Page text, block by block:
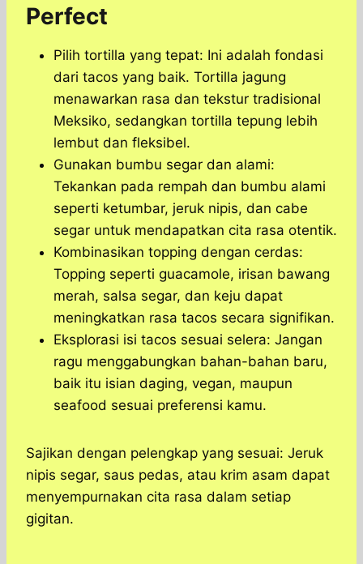
Perfect
Pilih tortilla yang tepat: Ini adalah fondasi
dari tacos yang baik. Tortilla jagung
menawarkan rasa dan tekstur tradisional
Meksiko, sedangkan tortilla tepung lebih
lembut dan fleksibel.
Gunakan bumbu segar dan alami:
Tekankan pada rempah dan bumbu alami
seperti ketumbar, jeruk nipis, dan cabe
segar untuk mendapatkan cita rasa otentik.
Kombinasikan topping dengan cerdas:
Topping seperti guacamole, irisan bawang
merah, salsa segar, dan keju dapat
meningkatkan rasa tacos secara signifikan.
Eksplorasi isi tacos sesuai selera: Jangan
ragu menggabungkan bahan-bahan baru,
baik itu isian daging, vegan, maupun
seafood sesuai preferensi kamu.
Sajikan dengan pelengkap yang sesuai: Jeruk
nipis segar, saus pedas, atau krim asam dapat
menyempurnakan cita rasa dalam setiap
gigitan.